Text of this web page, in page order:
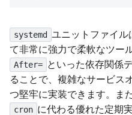
systemd ユニットファイル
て非常に強力で柔軟なツー
After= といった依存関係
ることで、複雑なサービス
つ堅牢に実装できます。また
cron に代わる優れた定期